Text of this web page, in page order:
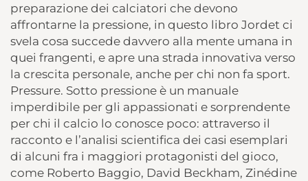
preparazione dei calciatori che devono
affrontarne la pressione, in questo libro Jordet ci
svela cosa succede davvero alla mente umana in
quei frangenti, e apre una strada innovativa verso
la crescita personale, anche per chi non fa sport.
Pressure. Sotto pressione è un manuale
imperdibile per gli appassionati e sorprendente
per chi il calcio lo conosce poco: attraverso il
racconto e l’analisi scientifica dei casi esemplari
di alcuni fra i maggiori protagonisti del gioco,
come Roberto Baggio, David Beckham, Zinédine